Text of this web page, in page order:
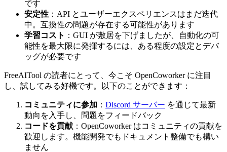
です
安定性 ：API とユーザーエクスペリエンスはまだ迭代
中。互換性の問題が存在する可能性があります
学習コスト ：GUI が敷居を下げましたが、自動化の可
能性を最大限に発揮するには、ある程度の設定とデバ
ッグが必要です
FreeAITool の読者にとって、今こそ OpenCoworker に注目
し、試してみる好機です。以下のことができます：
コミュニティに参加 ： Discord サーバー を通じて最新
動向を入手し、問題をフィードバック
コードを貢献 ：OpenCoworker はコミュニティの貢献を
歓迎します。機能開発でもドキュメント整備でも構い
ません